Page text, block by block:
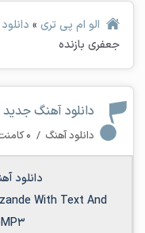
الو ام پی تری»
جعفری بازنده
دانلود آهنگ
دانلود آهنگ / ۰ کامنت
دانلود
With Text And